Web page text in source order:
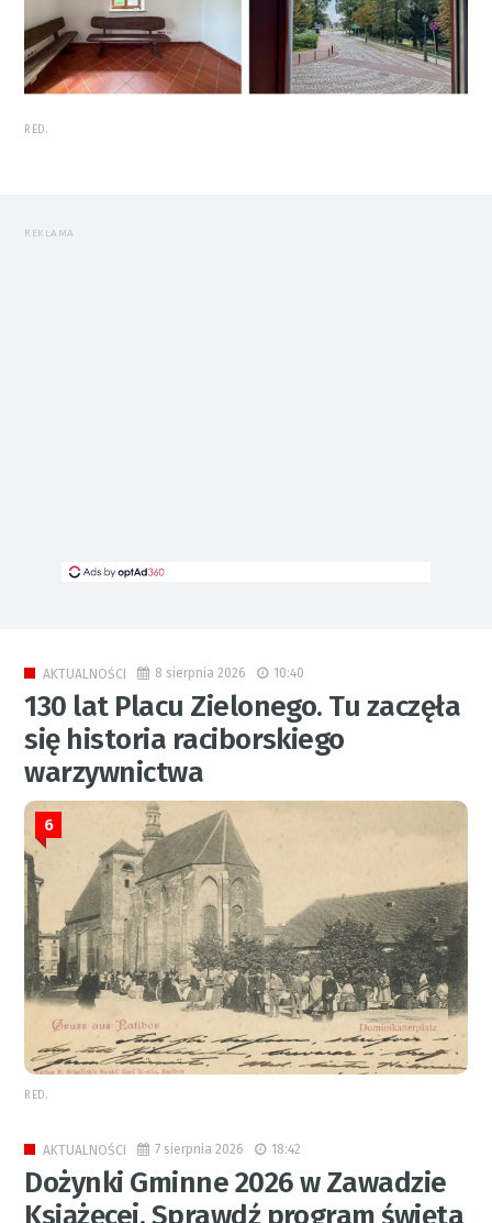
RED.
REKLAMA
AKTUALNOŚCI 8 sierpnia 2026 10:40
130 lat Placu Zielonego. Tu zaczęła
się historia raciborskiego
warzywnictwa
6
RED.
AKTUALNOŚCI 7 sierpnia 2026 18:42
Dożynki Gminne 2026 w Zawadzie
Książęcej. Sprawdź program święta